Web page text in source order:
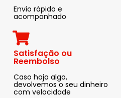
Envio rápido e
acompanhado
Satisfação ou
Reembolso
Caso haja algo,
devolvemos o seu dinheiro
com velocidade